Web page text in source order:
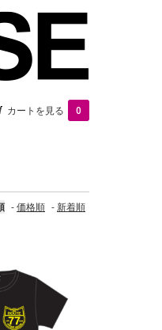
カートを見る 0
-価格順 -新着順